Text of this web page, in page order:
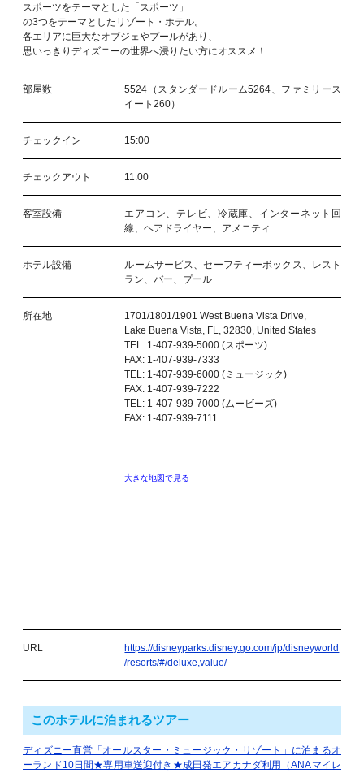
スポーツをテーマとした「スポーツ」
の3つをテーマとしたリゾート・ホテル。
各エリアに巨大なオブジェやプールがあり、
思いっきりディズニーの世界へ浸りたい方にオススメ！
部屋数
5524（スタンダードルーム5264、ファミリース
イート260）
チェックイン 15:00
チェックアウト 11:00
客室設備
エアコン、テレビ、冷蔵庫、インターネット回
線、ヘアドライヤー、アメニティ
ホテル設備
ルームサービス、セーフティーボックス、レスト
ラン、バー、プール
所在地
1701/1801/1901 West Buena Vista Drive,
Lake Buena Vista, FL, 32830, United States
TEL: 1-407-939-5000 (スポーツ)
FAX: 1-407-939-7333
TEL: 1-407-939-6000 (ミュージック)
FAX: 1-407-939-7222
TEL: 1-407-939-7000 (ムービーズ)
FAX: 1-407-939-7111
大きな地図で見る
URL
https://disneyparks.disney.go.com/jp/disneyworld
/resorts/#/deluxe,value/
このホテルに泊まれるツアー
ディズニー直営「オールスター・ミュージック・リゾート」に泊まるオ
ーランド10日間★専用車送迎付き★成田発エアカナダ利用（ANAマイレ